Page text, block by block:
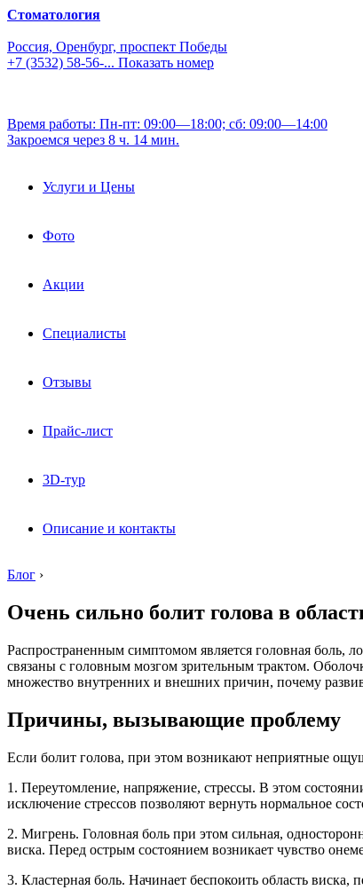
Стоматология
Россия, Оренбург, проспект Победы
+7 (3532) 58-56-... Показать номер
Время работы: Пн-пт: 09:00—18:00; сб: 09:00—14:00
Закроемся через 8 ч. 14 мин.
Услуги и Цены
Фото
Акции
Специалисты
Отзывы
Прайс-лист
3D-тур
Описание и контакты
Блог ›
Очень сильно болит голова в
Распространенным симптомом является головная боль,
связаны с головным мозгом зрительным трактом.
множество внутренних и внешних причин, почему
Причины, вызывающие проблему
Если болит голова, при этом возникают неприятные
1. Переутомление, напряжение, стрессы. В этом
исключение стрессов позволяют вернуть нормальное
2. Мигрень. Головная боль при этом сильная,
виска. Перед острым состоянием возникает чувство
3. Кластерная боль. Начинает беспокоить область виска,